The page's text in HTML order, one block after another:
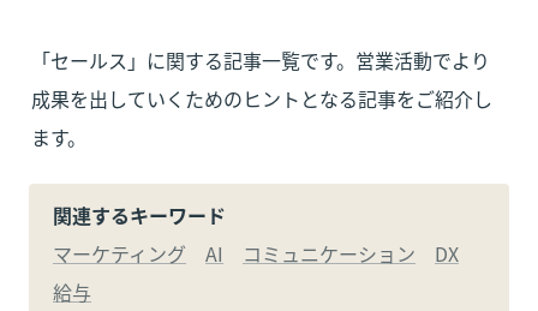
「セールス」に関する記事一覧です。営業活動でより
成果を出していくためのヒントとなる記事をご紹介し
ます。
関連するキーワード
マーケティング
AI コミュニケーション
DX
給与